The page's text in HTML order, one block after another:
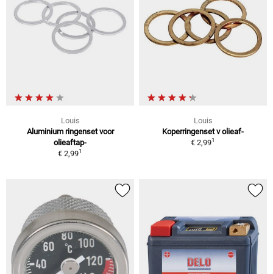
Louis
Aluminium ringenset voor
olieaftap-
€ 2,991
Louis
Koperringenset v olieaf-
€ 2,991